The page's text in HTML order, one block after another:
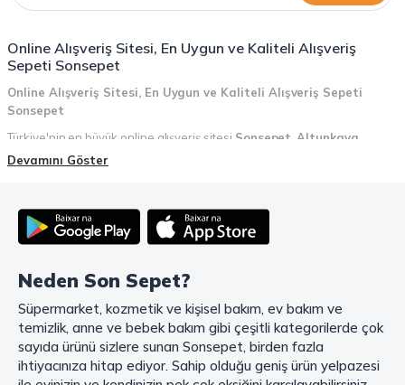
Online Alışveriş Sitesi, En Uygun ve Kaliteli Alışveriş
Sepeti Sonsepet
Online Alışveriş Sitesi, En Uygun ve Kaliteli Alışveriş Sepeti
Sonsepet
Türkiye'nin en büyük online alışveriş sitesi Sonsepet Altunkaya
Holdinggüvencesiyle hizmet vermektedir! Sonsepet, online alışveriş
teslimat ve güvenli ödeme seçenekleriyle, alışveriş yaparken
zamanınızı ve paranızı en verimli şekilde kullanırsınız.
Mahmood Coffee ile Kahve Keyfinizi Sonsepet'te Yaşayın!
Mahmood Coffee markasının eşsiz lezzetleriyle tanışın ve kahve
keyfinizi doruklara çıkarın. Filtre ve çekirdek kahve, kapsül kahve,
granül kahve, gold kahve, klasik kahve ve Türk kahvesi gibi birbirinden
lezzetli seçenekler arasından favorinizi seçin. Eğer pratik ve hızlı bir
kahve arıyorsanız, hazır Türk kahvesi ve cappuccino gibi seçenekler de
Devamını Göster
Neden Son Sepet?
Süpermarket, kozmetik ve kişisel bakım, ev bakım ve
temizlik, anne ve bebek bakım gibi çeşitli kategorilerde çok
sayıda ürünü sizlere sunan Sonsepet, birden fazla
ihtiyacınıza hitap ediyor. Sahip olduğu geniş ürün yelpazesi